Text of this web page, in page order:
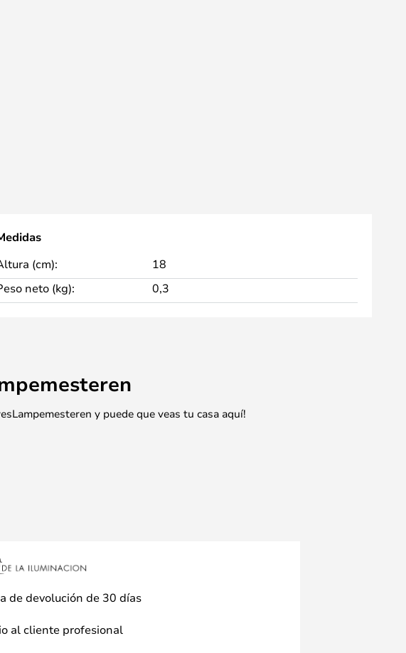
(cm):
18
neto (kg):
0,3
y puede que veas tu casa aquí!
de devolución de 30 días
al cliente profesional